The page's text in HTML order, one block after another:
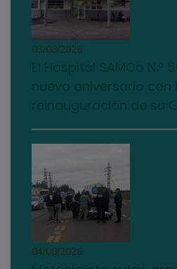
03/08/2026
04/08/2026